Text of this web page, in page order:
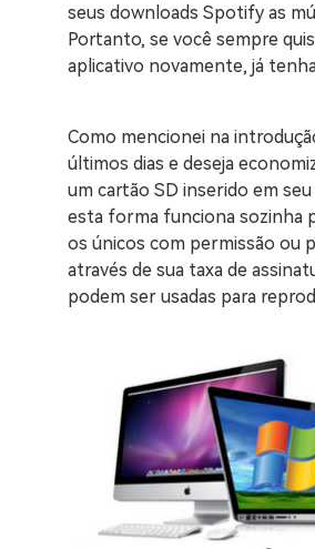
seus downloads Spotify as
Portanto, se você sempre
aplicativo novamente, já
Como mencionei na
últimos dias e deseja
um cartão SD inserido em
esta forma funciona sozinha
os únicos com permissão ou
através de sua taxa de
podem ser usadas para